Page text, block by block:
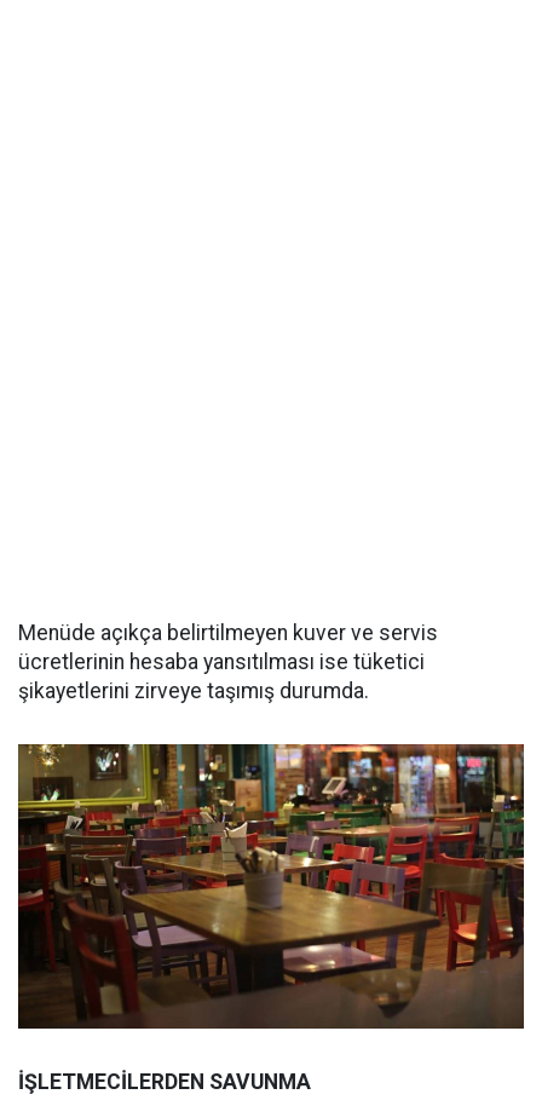
Menüde açıkça belirtilmeyen kuver ve servis
ücretlerinin hesaba yansıtılması ise tüketici
şikayetlerini zirveye taşımış durumda.
İŞLETMECİLERDEN SAVUNMA